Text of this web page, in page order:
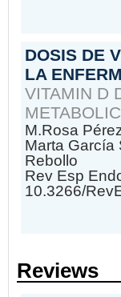
DOSIS DE
LA
VITAMIN D
M.Rosa
Marta García
Rebollo
Rev Esp
10.3266/
Reviews